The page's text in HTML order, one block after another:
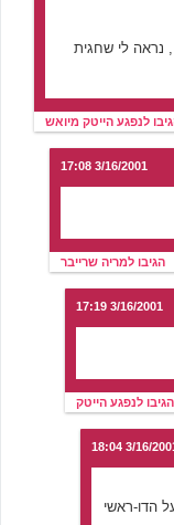
, נראה לי שחגית
לנפגע הייטק מיואש
3/16/2001 17:08
הגיבו למריה שרייבר
3/16/2001 17:19
הגיבו לנפגע הייטק
3/16/2001
הדו-ראשי